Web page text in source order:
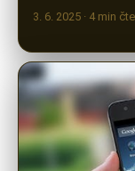
3. 6. 2025 · 4 min